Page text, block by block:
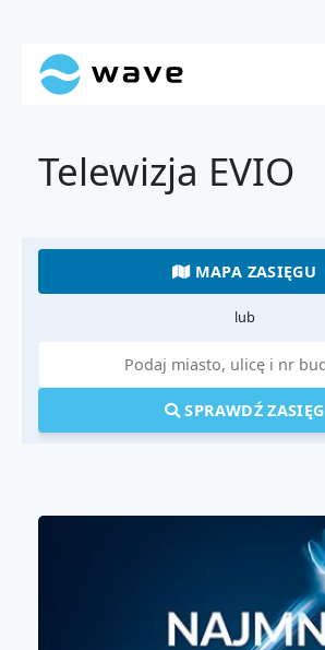
Telewizja EVIO
MAPA ZASIĘGU
lub
SPRAWDŹ ZASIĘG